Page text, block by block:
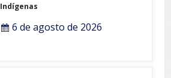
Indígenas
6 de agosto de 2026